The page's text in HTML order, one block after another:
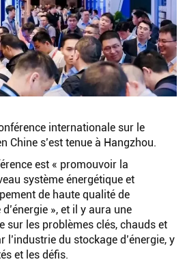
internationale sur le
Chine s’est tenue à Hangzhou.
est « promouvoir la
système énergétique et
de haute qualité de
», et il y aura une
sur les problèmes clés, chauds et
du stockage d’énergie, y
et les défis.